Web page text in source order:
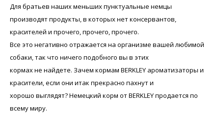
Для братьев наших меньших пунктуальные немцы
производят продукты, в которых нет консервантов,
красителей и прочего, прочего, прочего.
Все это негативно отражается на организме вашей любимой
собаки, так что ничего подобного вы в этих
кормах не найдете. Зачем кормам BERKLEY ароматизаторы и
красители, если они итак прекрасно пахнут и
хорошо выглядят? Немецкий корм от BERKLEY продается по
всему миру.